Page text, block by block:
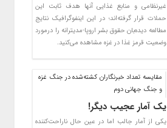
غیرنظامی و منابع غذایی آنها هدف ثابت این
حملات قرار گرفته‌اند؛ در این اینفوگرافیک نتایج
مطالعه‌ دیده‌بان حقوق بشر اروپا-مدیترانه را درمورد
وضعیت قرمز غذا در غزه مشاهده می‌کنید.
مقایسه تعداد خبرنگاران کشته‌شده در جنگ غزه
و جنگ جهانی دوم
یک آمار عجیب دیگر!
یکی از آمار جالب اما در عین حال ناراحت‌کننده